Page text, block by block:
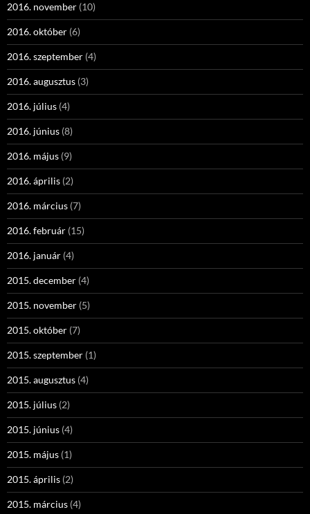
2016. november (10)
2016. október (6)
2016. szeptember (4)
2016. augusztus (3)
2016. július (4)
2016. június (8)
2016. május (9)
2016. április (2)
2016. március (7)
2016. február (15)
2016. január (4)
2015. december (4)
2015. november (5)
2015. október (7)
2015. szeptember (1)
2015. augusztus (4)
2015. július (2)
2015. június (4)
2015. május (1)
2015. április (2)
2015. március (4)